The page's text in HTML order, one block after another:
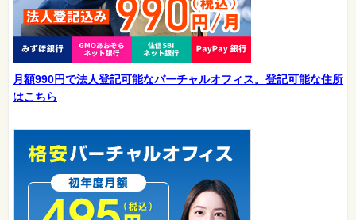
月額990円で法人登記可能なバーチャルオフィス。登記可能な住所
はこちら